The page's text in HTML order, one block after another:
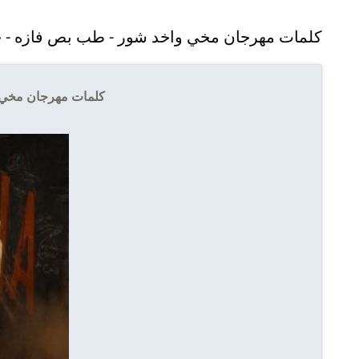
كلمات مهرجان مخي واخد شور - طب بص فازه -
كلمات مهرجان